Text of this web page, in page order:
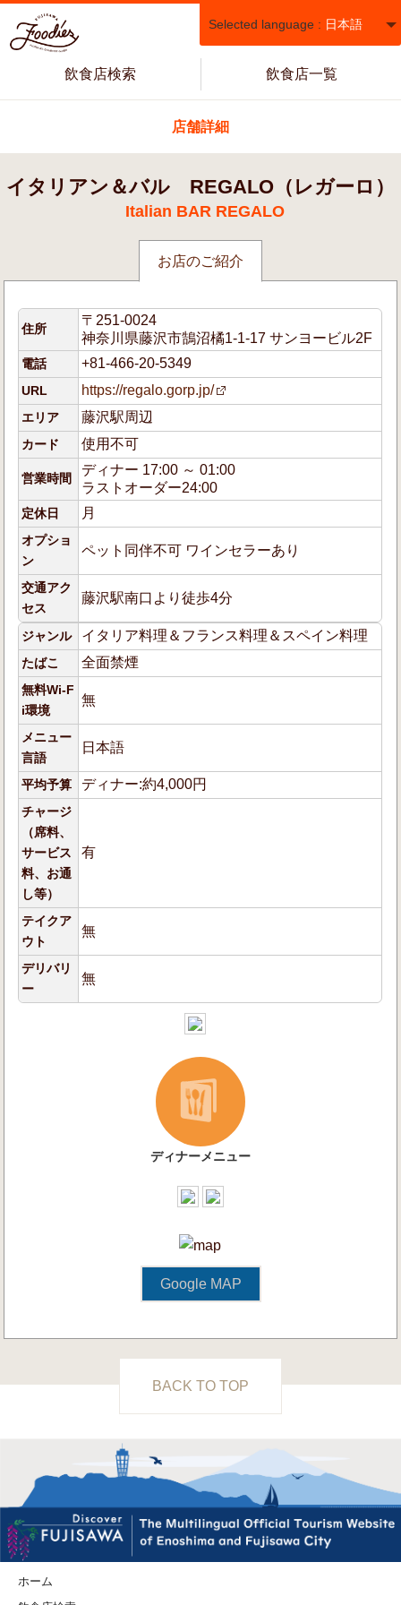
Selected language : 日本語
飲食店検索 飲食店一覧
店舗詳細
イタリアン＆バル REGALO（レガーロ）
Italian BAR REGALO
お店のご紹介
住所
〒251-0024
神奈川県藤沢市鵠沼橘1-1-17 サンヨービル2F
電話 +81-466-20-5349
URL https://regalo.gorp.jp/
エリア 藤沢駅周辺
カード 使用不可
営業時間
ディナー 17:00 ～ 01:00
ラストオーダー24:00
定休日 月
オプショ
ン
ペット同伴不可 ワインセラーあり
交通アク
セス
藤沢駅南口より徒歩4分
ジャンル イタリア料理＆フランス料理＆スペイン料理
たばこ 全面禁煙
無料Wi-F
i環境
無
メニュー
言語
日本語
平均予算 ディナー:約4,000円
チャージ
（席料、
サービス
料、お通
し等）
有
テイクア
ウト
無
デリバリ
ー
無
ディナーメニュー
Google MAP
BACK TO TOP
ホーム